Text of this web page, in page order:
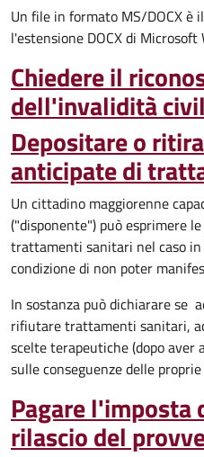
Un file in formato MS/DOCX è
l'estensione DOCX di Microsoft
Chiedere il
dell'invalidità
Depositare o
anticipate di
Un cittadino maggiorenne
("disponente") può esprimere
trattamenti sanitari nel caso
condizione di non poter
In sostanza può dichiarare se
rifiutare trattamenti sanitari,
scelte terapeutiche (dopo
sulle conseguenze delle
Pagare l'imposta
rilascio del